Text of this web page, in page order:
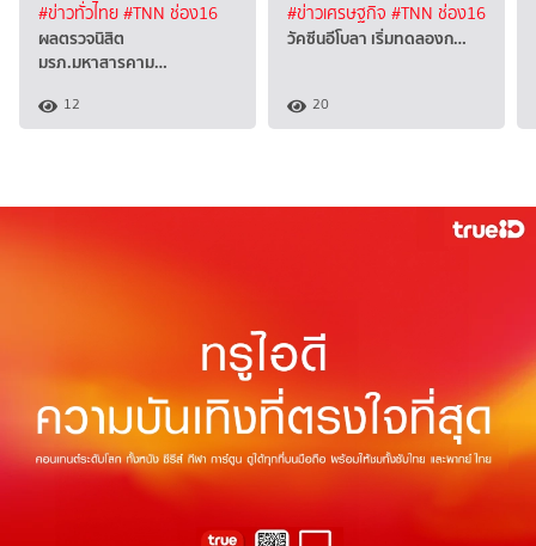
#ข่าวทั่วไทย#TNN ช่อง16
ผลตรวจนิสิต
มรภ.มหาสารคาม…
12
#ข่าวเศรษฐกิจ #TNN ช่อง16
วัคซีนอีโบลา เริ่มทดลองก…
20